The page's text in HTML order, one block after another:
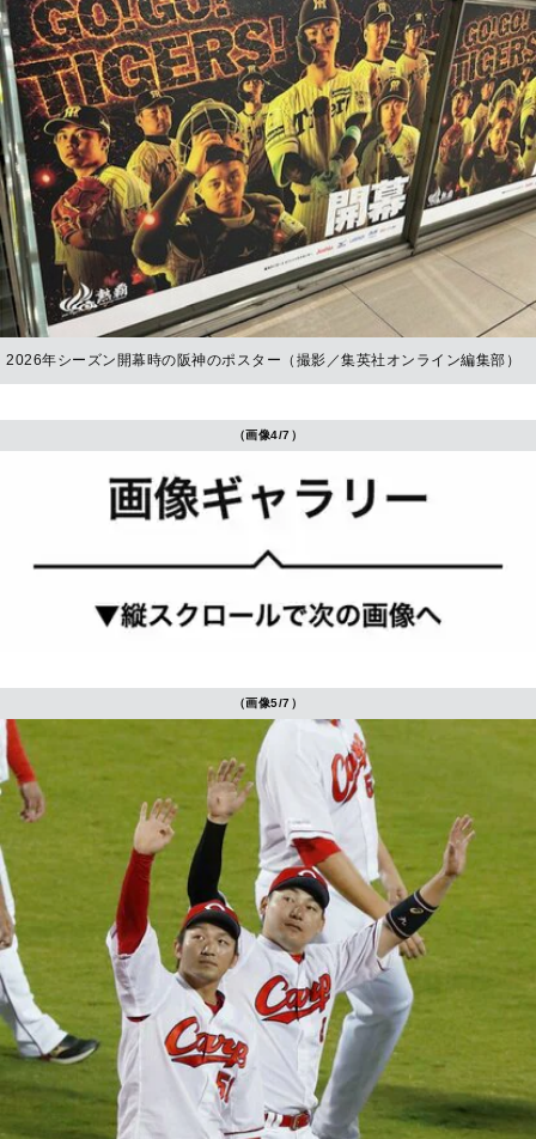
2026年シーズン開幕時の阪神のポスター（撮影／集英社オンライン編集部）
（画像4/7）
（画像5/7）